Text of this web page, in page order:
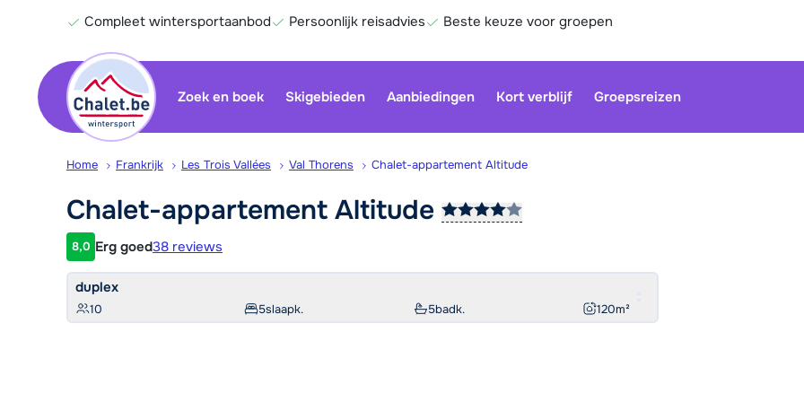
Compleet wintersportaanbod Persoonlijk reisadvies Beste keuze voor groepen
Zoek en boek Skigebieden Aanbiedingen Kort verblijf Groepsreizen
Home Frankrijk Les Trois Vallées Val Thorens Chalet-appartement Altitude
Chalet-appartement Altitude
Klantwaardering
8,0 Erg goed38 reviews
duplex
10 5slaapk. 5badk. 120m²